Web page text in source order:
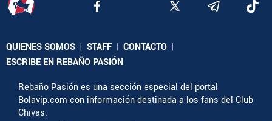
QUIENES SOMOS | STAFF | CONTACTO |
ESCRIBE EN REBAÑO PASIÓN
Rebaño Pasión es una sección especial del portal
Bolavip.com con información destinada a los fans del Club
Chivas.